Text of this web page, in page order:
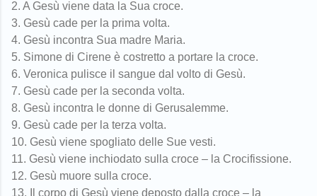
2. A Gesù viene data la Sua croce.
3. Gesù cade per la prima volta.
4. Gesù incontra Sua madre Maria.
5. Simone di Cirene è costretto a portare la croce.
6. Veronica pulisce il sangue dal volto di Gesù.
7. Gesù cade per la seconda volta.
8. Gesù incontra le donne di Gerusalemme.
9. Gesù cade per la terza volta.
10. Gesù viene spogliato delle Sue vesti.
11. Gesù viene inchiodato sulla croce – la Crocifissione.
12. Gesù muore sulla croce.
13. Il corpo di Gesù viene deposto dalla croce – la